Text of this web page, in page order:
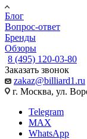
Блог
Вопрос-ответ
Бренды
Обзоры
8 (495) 120-03-80
Заказать звонок
zakaz@billiard1.ru
г. Москва, ул.
Telegram
MAX
WhatsApp